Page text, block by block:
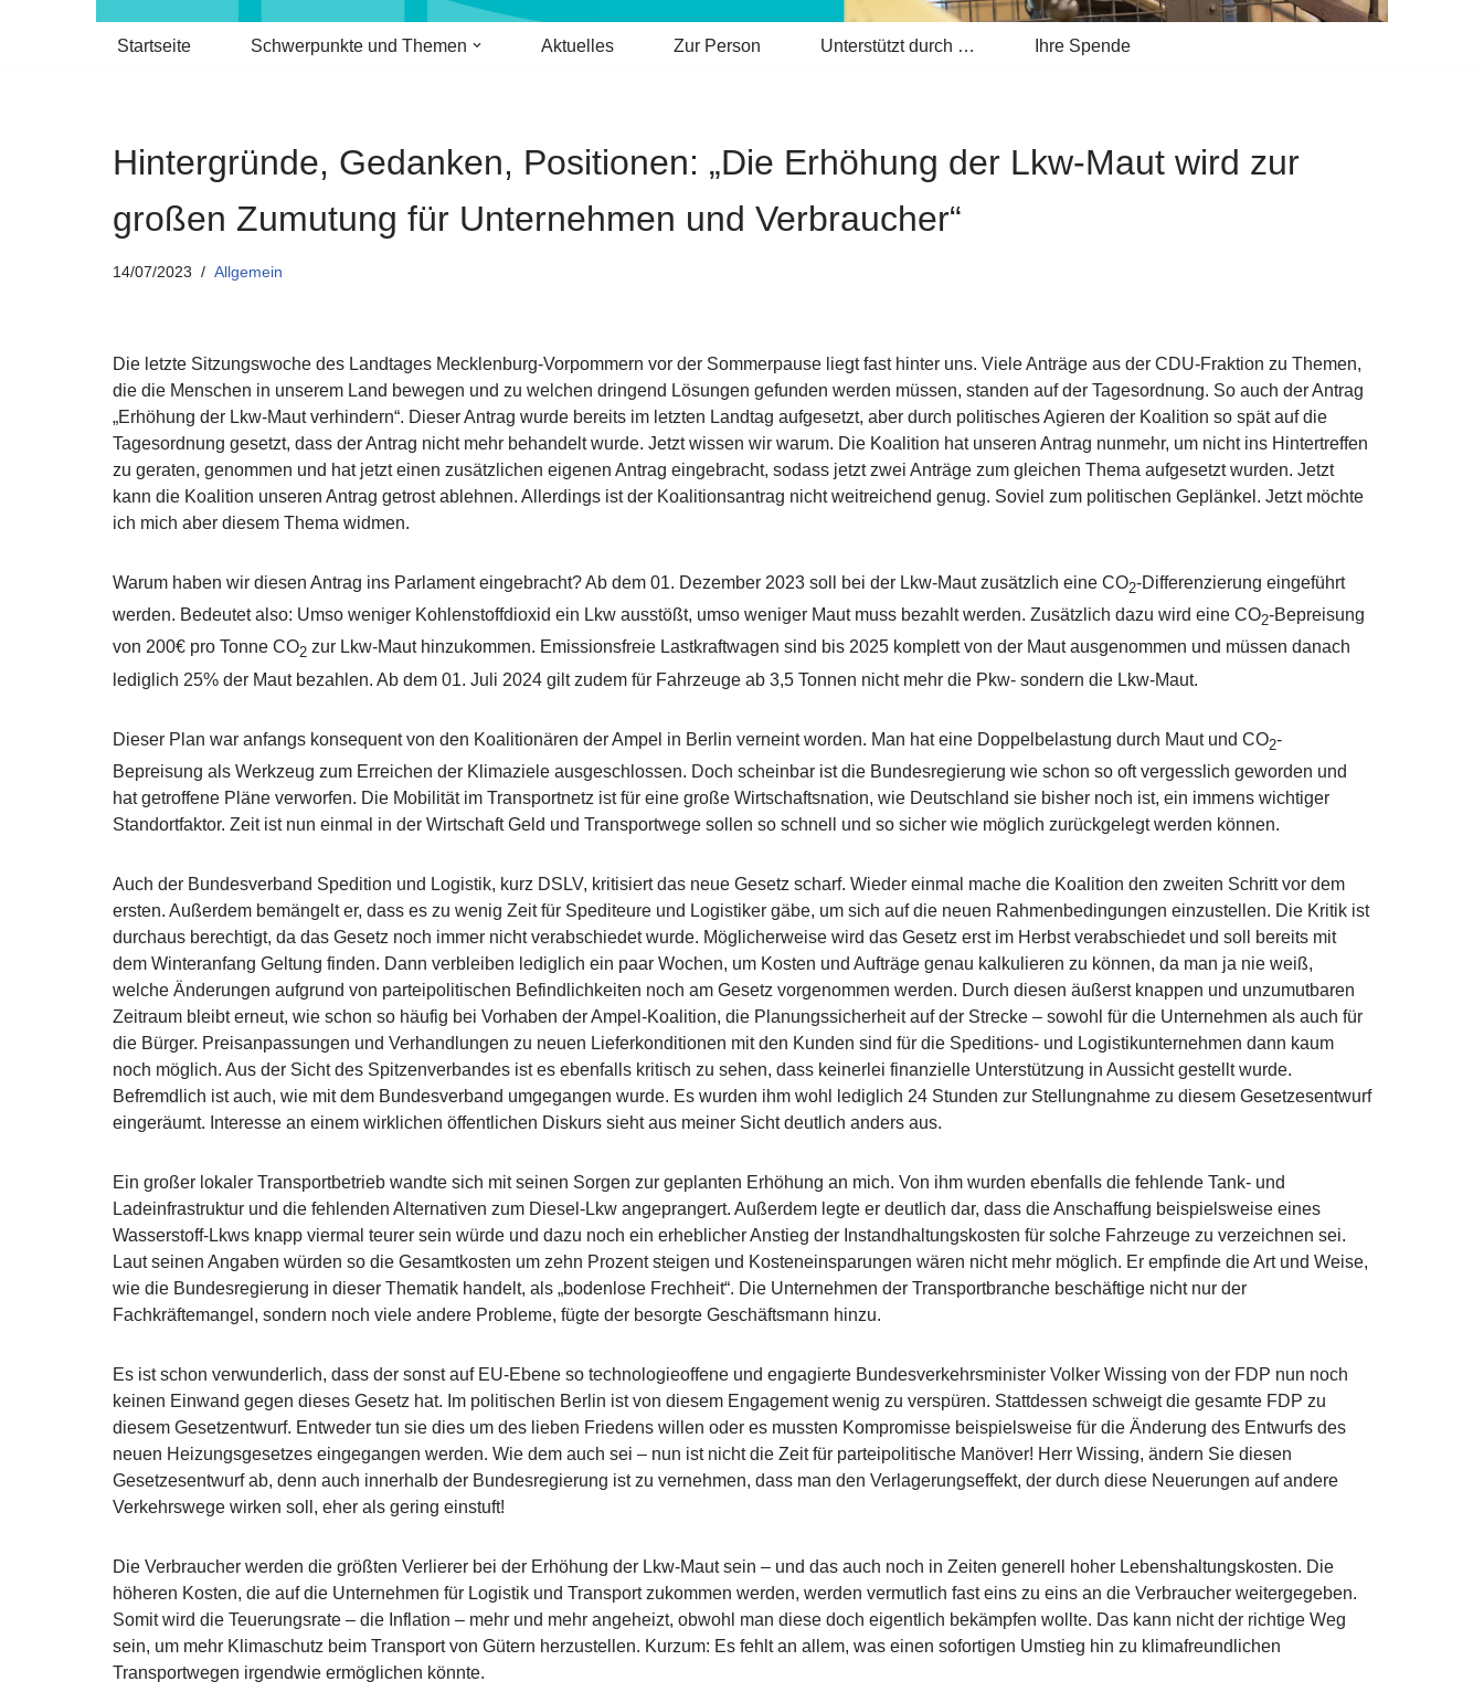
Startseite Schwerpunkte und Themen Aktuelles Zur Person Unterstützt durch … Ihre Spende
Hintergründe, Gedanken, Positionen: „Die Erhöhung der Lkw-Maut wird zur
großen Zumutung für Unternehmen und Verbraucher“
14/07/2023 Allgemein
Die letzte Sitzungswoche des Landtages Mecklenburg-Vorpommern vor der Sommerpause liegt fast hinter uns. Viele Anträge aus der CDU-Fraktion zu Themen,
die die Menschen in unserem Land bewegen und zu welchen dringend Lösungen gefunden werden müssen, standen auf der Tagesordnung. So auch der Antrag
„Erhöhung der Lkw-Maut verhindern“. Dieser Antrag wurde bereits im letzten Landtag aufgesetzt, aber durch politisches Agieren der Koalition so spät auf die
Tagesordnung gesetzt, dass der Antrag nicht mehr behandelt wurde. Jetzt wissen wir warum. Die Koalition hat unseren Antrag nunmehr, um nicht ins Hintertreffen
zu geraten, genommen und hat jetzt einen zusätzlichen eigenen Antrag eingebracht, sodass jetzt zwei Anträge zum gleichen Thema aufgesetzt wurden. Jetzt
kann die Koalition unseren Antrag getrost ablehnen. Allerdings ist der Koalitionsantrag nicht weitreichend genug. Soviel zum politischen Geplänkel. Jetzt möchte
ich mich aber diesem Thema widmen.
Warum haben wir diesen Antrag ins Parlament eingebracht? Ab dem 01. Dezember 2023 soll bei der Lkw-Maut zusätzlich eine CO2-Differenzierung eingeführt
werden. Bedeutet also: Umso weniger Kohlenstoffdioxid ein Lkw ausstößt, umso weniger Maut muss bezahlt werden. Zusätzlich dazu wird eine CO2-Bepreisung
von 200€ pro Tonne CO2 zur Lkw-Maut hinzukommen. Emissionsfreie Lastkraftwagen sind bis 2025 komplett von der Maut ausgenommen und müssen danach
lediglich 25% der Maut bezahlen. Ab dem 01. Juli 2024 gilt zudem für Fahrzeuge ab 3,5 Tonnen nicht mehr die Pkw- sondern die Lkw-Maut.
Dieser Plan war anfangs konsequent von den Koalitionären der Ampel in Berlin verneint worden. Man hat eine Doppelbelastung durch Maut und CO2-
Bepreisung als Werkzeug zum Erreichen der Klimaziele ausgeschlossen. Doch scheinbar ist die Bundesregierung wie schon so oft vergesslich geworden und
hat getroffene Pläne verworfen. Die Mobilität im Transportnetz ist für eine große Wirtschaftsnation, wie Deutschland sie bisher noch ist, ein immens wichtiger
Standortfaktor. Zeit ist nun einmal in der Wirtschaft Geld und Transportwege sollen so schnell und so sicher wie möglich zurückgelegt werden können.
Auch der Bundesverband Spedition und Logistik, kurz DSLV, kritisiert das neue Gesetz scharf. Wieder einmal mache die Koalition den zweiten Schritt vor dem
ersten. Außerdem bemängelt er, dass es zu wenig Zeit für Spediteure und Logistiker gäbe, um sich auf die neuen Rahmenbedingungen einzustellen. Die Kritik ist
durchaus berechtigt, da das Gesetz noch immer nicht verabschiedet wurde. Möglicherweise wird das Gesetz erst im Herbst verabschiedet und soll bereits mit
dem Winteranfang Geltung finden. Dann verbleiben lediglich ein paar Wochen, um Kosten und Aufträge genau kalkulieren zu können, da man ja nie weiß,
welche Änderungen aufgrund von parteipolitischen Befindlichkeiten noch am Gesetz vorgenommen werden. Durch diesen äußerst knappen und unzumutbaren
Zeitraum bleibt erneut, wie schon so häufig bei Vorhaben der Ampel-Koalition, die Planungssicherheit auf der Strecke – sowohl für die Unternehmen als auch für
die Bürger. Preisanpassungen und Verhandlungen zu neuen Lieferkonditionen mit den Kunden sind für die Speditions- und Logistikunternehmen dann kaum
noch möglich. Aus der Sicht des Spitzenverbandes ist es ebenfalls kritisch zu sehen, dass keinerlei finanzielle Unterstützung in Aussicht gestellt wurde.
Befremdlich ist auch, wie mit dem Bundesverband umgegangen wurde. Es wurden ihm wohl lediglich 24 Stunden zur Stellungnahme zu diesem Gesetzesentwurf
eingeräumt. Interesse an einem wirklichen öffentlichen Diskurs sieht aus meiner Sicht deutlich anders aus.
Ein großer lokaler Transportbetrieb wandte sich mit seinen Sorgen zur geplanten Erhöhung an mich. Von ihm wurden ebenfalls die fehlende Tank- und
Ladeinfrastruktur und die fehlenden Alternativen zum Diesel-Lkw angeprangert. Außerdem legte er deutlich dar, dass die Anschaffung beispielsweise eines
Wasserstoff-Lkws knapp viermal teurer sein würde und dazu noch ein erheblicher Anstieg der Instandhaltungskosten für solche Fahrzeuge zu verzeichnen sei.
Laut seinen Angaben würden so die Gesamtkosten um zehn Prozent steigen und Kosteneinsparungen wären nicht mehr möglich. Er empfinde die Art und Weise,
wie die Bundesregierung in dieser Thematik handelt, als „bodenlose Frechheit“. Die Unternehmen der Transportbranche beschäftige nicht nur der
Fachkräftemangel, sondern noch viele andere Probleme, fügte der besorgte Geschäftsmann hinzu.
Es ist schon verwunderlich, dass der sonst auf EU-Ebene so technologieoffene und engagierte Bundesverkehrsminister Volker Wissing von der FDP nun noch
keinen Einwand gegen dieses Gesetz hat. Im politischen Berlin ist von diesem Engagement wenig zu verspüren. Stattdessen schweigt die gesamte FDP zu
diesem Gesetzentwurf. Entweder tun sie dies um des lieben Friedens willen oder es mussten Kompromisse beispielsweise für die Änderung des Entwurfs des
neuen Heizungsgesetzes eingegangen werden. Wie dem auch sei – nun ist nicht die Zeit für parteipolitische Manöver! Herr Wissing, ändern Sie diesen
Gesetzesentwurf ab, denn auch innerhalb der Bundesregierung ist zu vernehmen, dass man den Verlagerungseffekt, der durch diese Neuerungen auf andere
Verkehrswege wirken soll, eher als gering einstuft!
Die Verbraucher werden die größten Verlierer bei der Erhöhung der Lkw-Maut sein – und das auch noch in Zeiten generell hoher Lebenshaltungskosten. Die
höheren Kosten, die auf die Unternehmen für Logistik und Transport zukommen werden, werden vermutlich fast eins zu eins an die Verbraucher weitergegeben.
Somit wird die Teuerungsrate – die Inflation – mehr und mehr angeheizt, obwohl man diese doch eigentlich bekämpfen wollte. Das kann nicht der richtige Weg
sein, um mehr Klimaschutz beim Transport von Gütern herzustellen. Kurzum: Es fehlt an allem, was einen sofortigen Umstieg hin zu klimafreundlichen
Transportwegen irgendwie ermöglichen könnte.